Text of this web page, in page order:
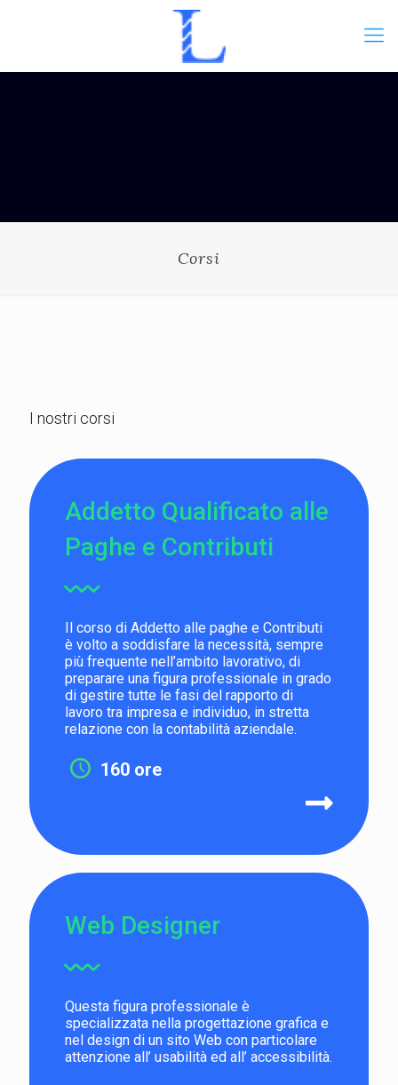
Corsi
I nostri corsi
Addetto Qualificato alle
Paghe e Contributi
Il corso di Addetto alle paghe e Contributi
è volto a soddisfare la necessità, sempre
più frequente nell’ambito lavorativo, di
preparare una figura professionale in grado
di gestire tutte le fasi del rapporto di
lavoro tra impresa e individuo, in stretta
relazione con la contabilità aziendale.
160 ore
Web Designer
Questa figura professionale è
specializzata nella progettazione grafica e
nel design di un sito Web con particolare
attenzione all’ usabilità ed all’ accessibilità.